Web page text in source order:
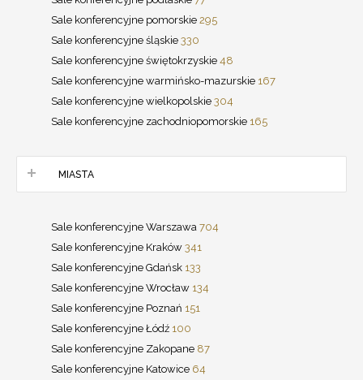
Sale konferencyjne pomorskie 295
Sale konferencyjne śląskie 330
Sale konferencyjne świętokrzyskie 48
Sale konferencyjne warmińsko-mazurskie 167
Sale konferencyjne wielkopolskie 304
Sale konferencyjne zachodniopomorskie 165
MIASTA
Sale konferencyjne Warszawa 704
Sale konferencyjne Kraków 341
Sale konferencyjne Gdańsk 133
Sale konferencyjne Wrocław 134
Sale konferencyjne Poznań 151
Sale konferencyjne Łódź 100
Sale konferencyjne Zakopane 87
Sale konferencyjne Katowice 64